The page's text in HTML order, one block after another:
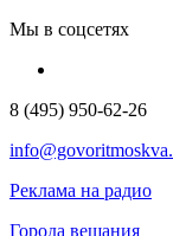
Мы в соцсетях
8 (495) 950-62-26
Реклама на радио
Города вещания